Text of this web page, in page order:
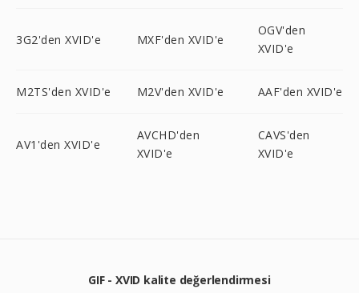
3G2'den XVID'e MXF'den XVID'e
OGV'den
XVID'e
M2TS'den XVID'e M2V'den XVID'e AAF'den XVID'e
AV1'den XVID'e
AVCHD'den
XVID'e
CAVS'den
XVID'e
GIF - XVID kalite değerlendirmesi